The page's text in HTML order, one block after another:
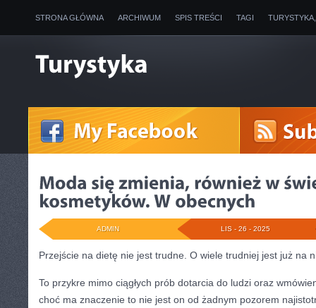
STRONA GŁÓWNA ARCHIWUM SPIS TREŚCI TAGI
LIS - 26 - 2025
ADMIN
Przejście na dietę nie jest trudne. O wiele trudniej jest już na
To przykre mimo ciągłych prób dotarcia do ludzi oraz
choć ma znaczenie to nie jest on od żadnym pozorem